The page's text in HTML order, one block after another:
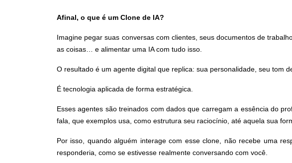
Afinal, o que é um Clone de IA?
Imagine pegar suas conversas com clientes, seus documentos de
as coisas… e alimentar uma IA com tudo isso.
O resultado é um agente digital que replica: sua personalidade, seu tom
É tecnologia aplicada de forma estratégica.
Esses agentes são treinados com dados que carregam a essência do
fala, que exemplos usa, como estrutura seu raciocínio, até aquela sua
Por isso, quando alguém interage com esse clone, não recebe uma
responderia, como se estivesse realmente conversando com você.